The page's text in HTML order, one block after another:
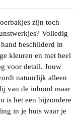
zijn toch
Volledig
beschilderd in
kleuren en met heel
voor detail. Jouw
natuurlijk alleen
van de inhoud maar
is het een bijzondere
in je huis waar je